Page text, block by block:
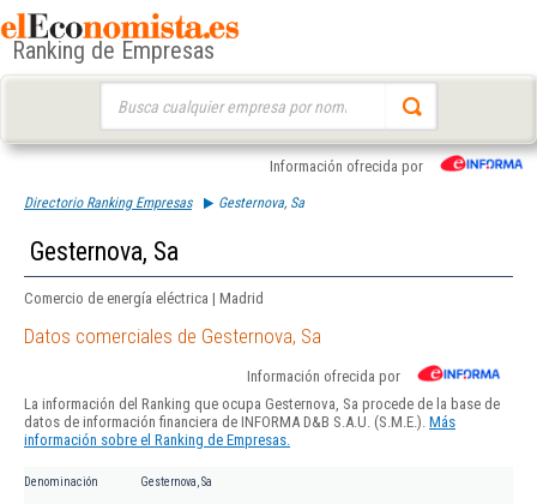
Ranking de Empresas
Información ofrecida por
Directorio Ranking Empresas Gesternova, Sa
Gesternova, Sa
Comercio de energía eléctrica | Madrid
Datos comerciales de Gesternova, Sa
Información ofrecida por
La información del Ranking que ocupa Gesternova, Sa procede de la base de
datos de información financiera de INFORMA D&B S.A.U. (S.M.E.). Más
información sobre el Ranking de Empresas.
Denominación Gesternova, Sa